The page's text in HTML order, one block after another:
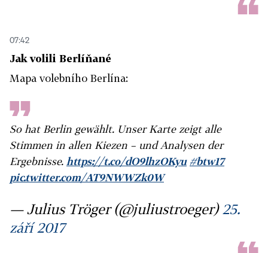
07:42
Jak volili Berlíňané
Mapa volebního Berlína:
So hat Berlin gewählt. Unser Karte zeigt alle
Stimmen in allen Kiezen – und Analysen der
Ergebnisse. https://t.co/dO9lhzOKyu #btw17
pic.twitter.com/AT9NWWZk0W
— Julius Tröger (@juliustroeger) 25.
září 2017